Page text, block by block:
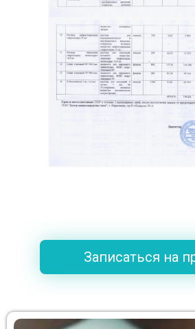
Записаться на